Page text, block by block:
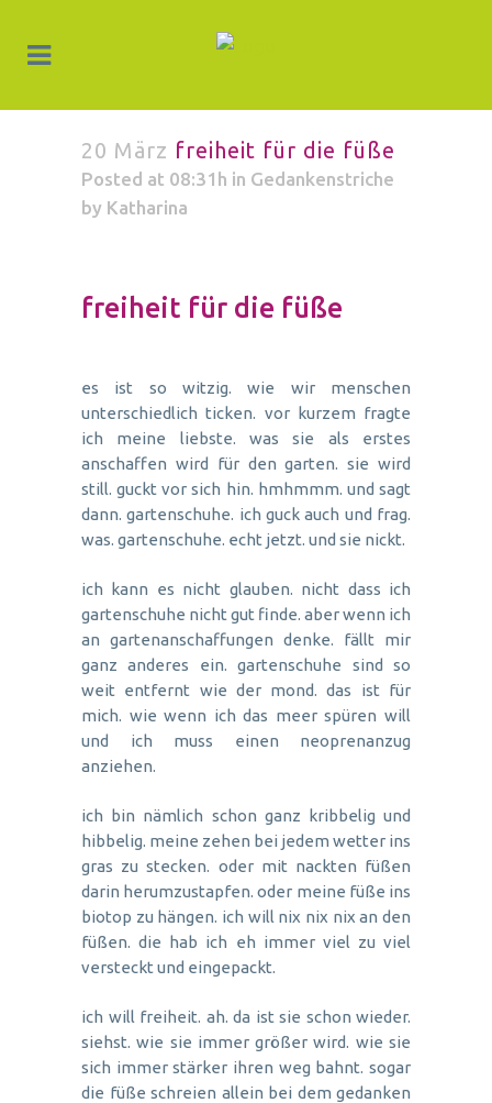
20 März freiheit für die füße
Posted at 08:31h in Gedankenstriche
by Katharina
freiheit für die füße
es ist so witzig. wie wir menschen
unterschiedlich ticken. vor kurzem fragte
ich meine liebste. was sie als erstes
anschaffen wird für den garten. sie wird
still. guckt vor sich hin. hmhmmm. und sagt
dann. gartenschuhe. ich guck auch und frag.
was. gartenschuhe. echt jetzt. und sie nickt.
ich kann es nicht glauben. nicht dass ich
gartenschuhe nicht gut finde. aber wenn ich
an gartenanschaffungen denke. fällt mir
ganz anderes ein. gartenschuhe sind so
weit entfernt wie der mond. das ist für
mich. wie wenn ich das meer spüren will
und ich muss einen neoprenanzug
anziehen.
ich bin nämlich schon ganz kribbelig und
hibbelig. meine zehen bei jedem wetter ins
gras zu stecken. oder mit nackten füßen
darin herumzustapfen. oder meine füße ins
biotop zu hängen. ich will nix nix nix an den
füßen. die hab ich eh immer viel zu viel
versteckt und eingepackt.
ich will freiheit. ah. da ist sie schon wieder.
siehst. wie sie immer größer wird. wie sie
sich immer stärker ihren weg bahnt. sogar
die füße schreien allein bei dem gedanken